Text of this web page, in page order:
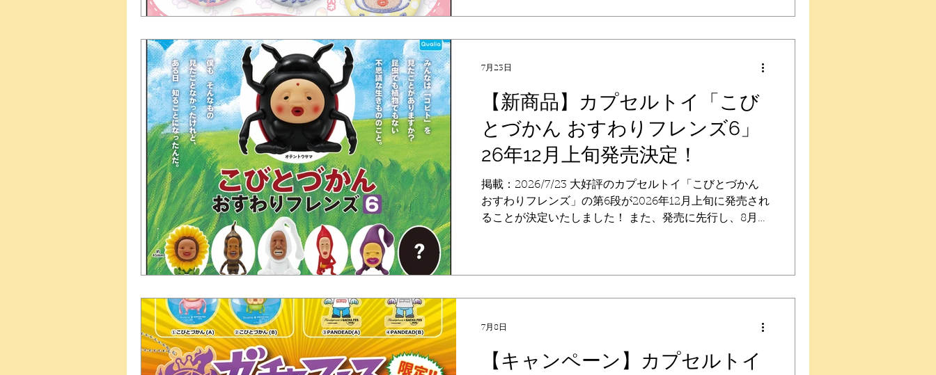
ン スモモノウチ、ミカンキツケ、カクレケダマ、アラシ
「QualiaOnlineStore」 見つけるまでに売り切れてしま
うことも多いカプセルトイ。オンラインで発売前に確実
に購入することができ、発売時期に商品が届くメーカー
公式のオンラインストアです。 回すときのワクワクドキ
ドキはそのまま！ ぜひチャレンジしてみてください。 取
り扱い期間：2026年8月1日（土）10:00〜16日（日）
23:59 QualiaOnlineStore： https://qualia-
【新商品】カプセルトイ「こび
とづかん おすわりフレンズ6」
26年12月上旬発売決定！
掲載：2026/7/23 大好評のカプセルトイ「こびとづかん
おすわりフレンズ」の第6段が2026年12月上旬に発売され
ることが決定いたしました！ また、発売に先行し、8月1
ップ】 オテントウサマ、オヒサマノオトシゴ、ツチノコ
シークレット 【オンライン先行販売（予約）】 カプセル
トイがオンラインで買える「QualiaOnlineStore」 見つ
けるまでに売り切れてしまうことも多いカプセルトイ。
7月23日
【キャンペーン】カプセルトイ
7月8日